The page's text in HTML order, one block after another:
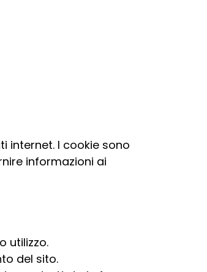
internet. I cookie sono
informazioni ai
utilizzo.
del sito.